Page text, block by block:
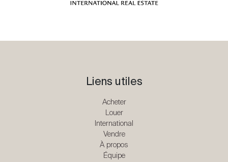
Liens utiles
Acheter
Louer
International
Vendre
À propos
Équipe